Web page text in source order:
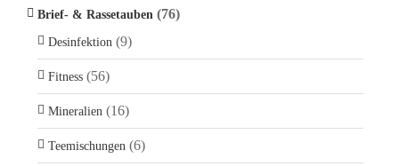
Brief- & Rassetauben (76)
Desinfektion (9)
Fitness (56)
Mineralien (16)
Teemischungen (6)